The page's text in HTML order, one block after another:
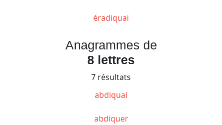
éradiquai
Anagrammes de
8 lettres
7 résultats
abdiquai
abdiquer